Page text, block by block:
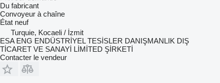
Du fabricant
Convoyeur à chaîne
État neuf
Turquie, Kocaeli / İzmit
ESA ENG ENDÜSTRİYEL TESİSLER DANIŞMANLIK DIŞ
TİCARET VE SANAYİ LİMİTED ŞİRKETİ
Contacter le vendeur